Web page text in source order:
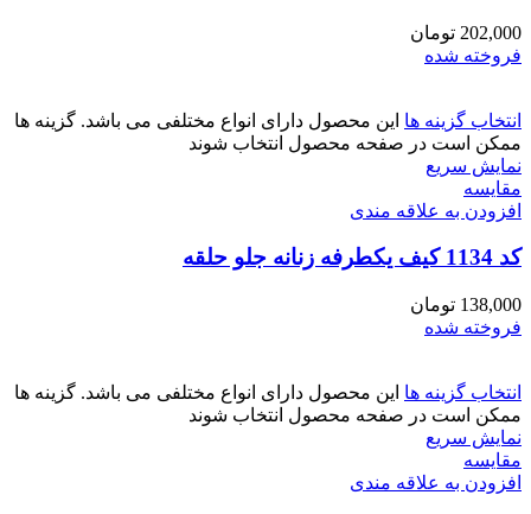
202,000 تومان
فروخته شده
انتخاب گزینه ها این محصول دارای انواع مختلفی می باشد. گزینه ها
ممکن است در صفحه محصول انتخاب شوند
نمایش سریع
مقايسه
افزودن به علاقه مندی
کد 1134 کیف یکطرفه زنانه جلو حلقه
138,000 تومان
فروخته شده
انتخاب گزینه ها این محصول دارای انواع مختلفی می باشد. گزینه ها
ممکن است در صفحه محصول انتخاب شوند
نمایش سریع
مقايسه
افزودن به علاقه مندی